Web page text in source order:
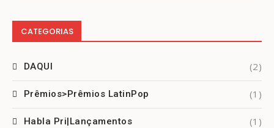
CATEGORIAS
DAQUI (2)
Prêmios>Prêmios LatinPop (1)
Habla Pri|Lançamentos (1)